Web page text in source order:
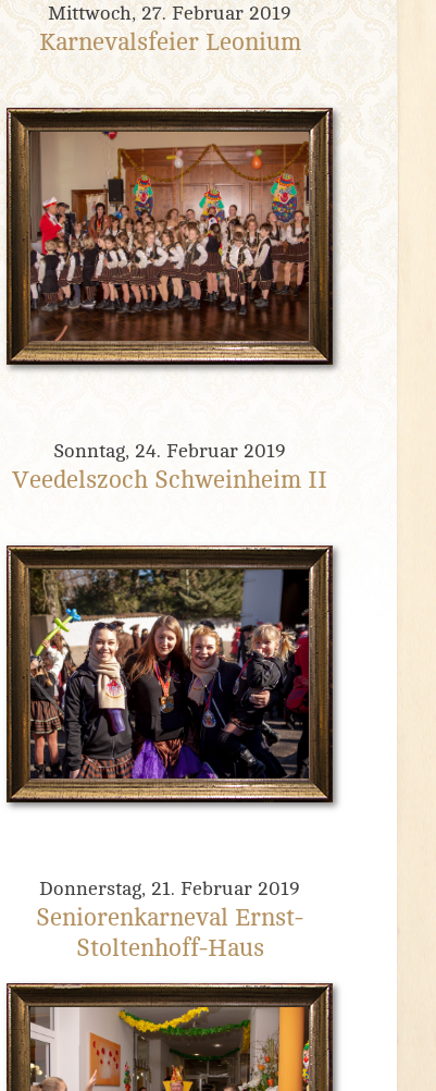
Mittwoch, 27. Februar 2019
Karnevalsfeier Leonium
Sonntag, 24. Februar 2019
Veedelszoch Schweinheim II
Donnerstag, 21. Februar 2019
Seniorenkarneval Ernst-
Stoltenhoff-Haus